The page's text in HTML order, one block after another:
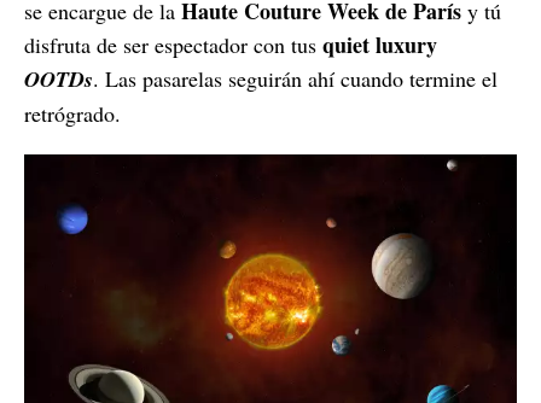
se encargue de la Haute Couture Week de París y tú
disfruta de ser espectador con tus quiet luxury
OOTDs. Las pasarelas seguirán ahí cuando termine el
retrógrado.